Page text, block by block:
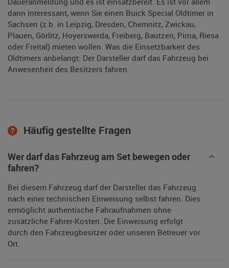
dann interessant, wenn Sie einen Buick Special Oldtimer in
Sachsen (z.b. in Leipzig, Dresden, Chemnitz, Zwickau,
Plauen, Görlitz, Hoyerswerda, Freiberg, Bautzen, Pirna, Riesa
oder Freital) mieten wollen. Was die Einsetzbarkeit des
Oldtimers anbelangt: Der Darsteller darf das Fahrzeug bei
Anwesenheit des Besitzers fahren.
Häufig gestellte Fragen
Wer darf das Fahrzeug am Set bewegen oder
fahren?
Bei diesem Fahrzeug darf der Darsteller das Fahrzeug
nach einer technischen Einweisung selbst fahren. Dies
ermöglicht authentische Fahraufnahmen ohne
zusätzliche Fahrer-Kosten. Die Einweisung erfolgt
durch den Fahrzeugbesitzer oder unseren Betreuer vor
Ort.